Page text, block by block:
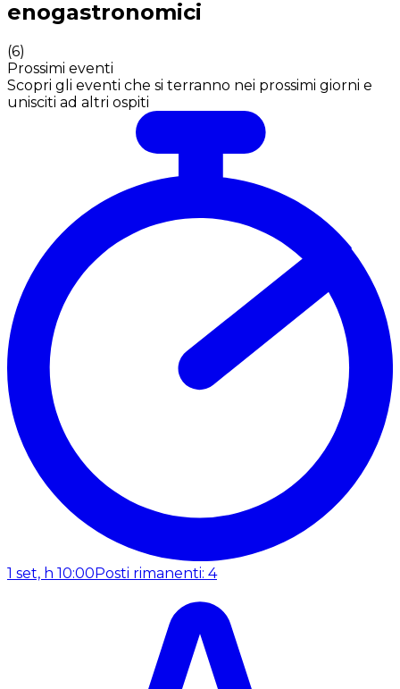
enogastronomici
(6)
Prossimi eventi
Scopri gli eventi che si terranno nei prossimi giorni e
unisciti ad altri ospiti
1 set, h 10:00 Posti rimanenti: 4